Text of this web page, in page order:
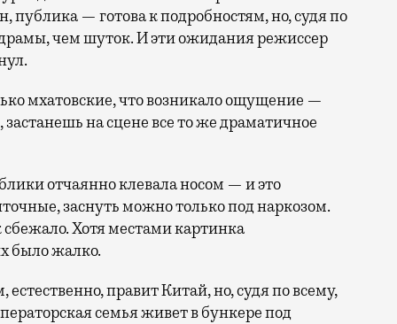
— готова к подробностям, но, судя по
чем шуток. И эти ожидания режиссер
мхатовские, что возникало ощущение —
на сцене все то же драматичное
отчаянно клевала носом — и это
заснуть можно только под наркозом.
сбежало. Хотя местами картинка
было жалко.
правит Китай, но, судя по всему,
семья живет в бункере под